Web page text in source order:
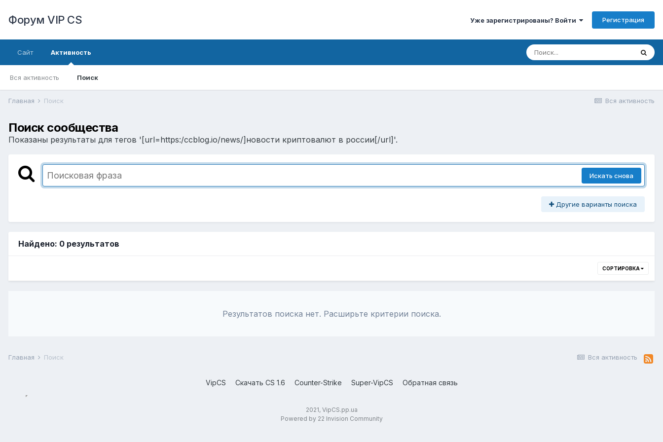
Форум VIP CS Уже зарегистрированы? Войти Регистрация
Сайт Активность
Вся активность Поиск
Вся активность
Главная Поиск
Поиск сообщества
Показаны результаты для тегов '[url=https:/ccblog.io/news/]новости криптовалют в россии[/url]'.
Искать снова
Другие варианты поиска
Найдено: 0 результатов
СОРТИРОВКА
Результатов поиска нет. Расширьте критерии поиска.
Вся активность
Главная Поиск
VipCS Скачать CS 1.6 Counter-Strike Super-VipCS Обратная связь
2021, VipCS.pp.ua
Powered by 22 Invision Community